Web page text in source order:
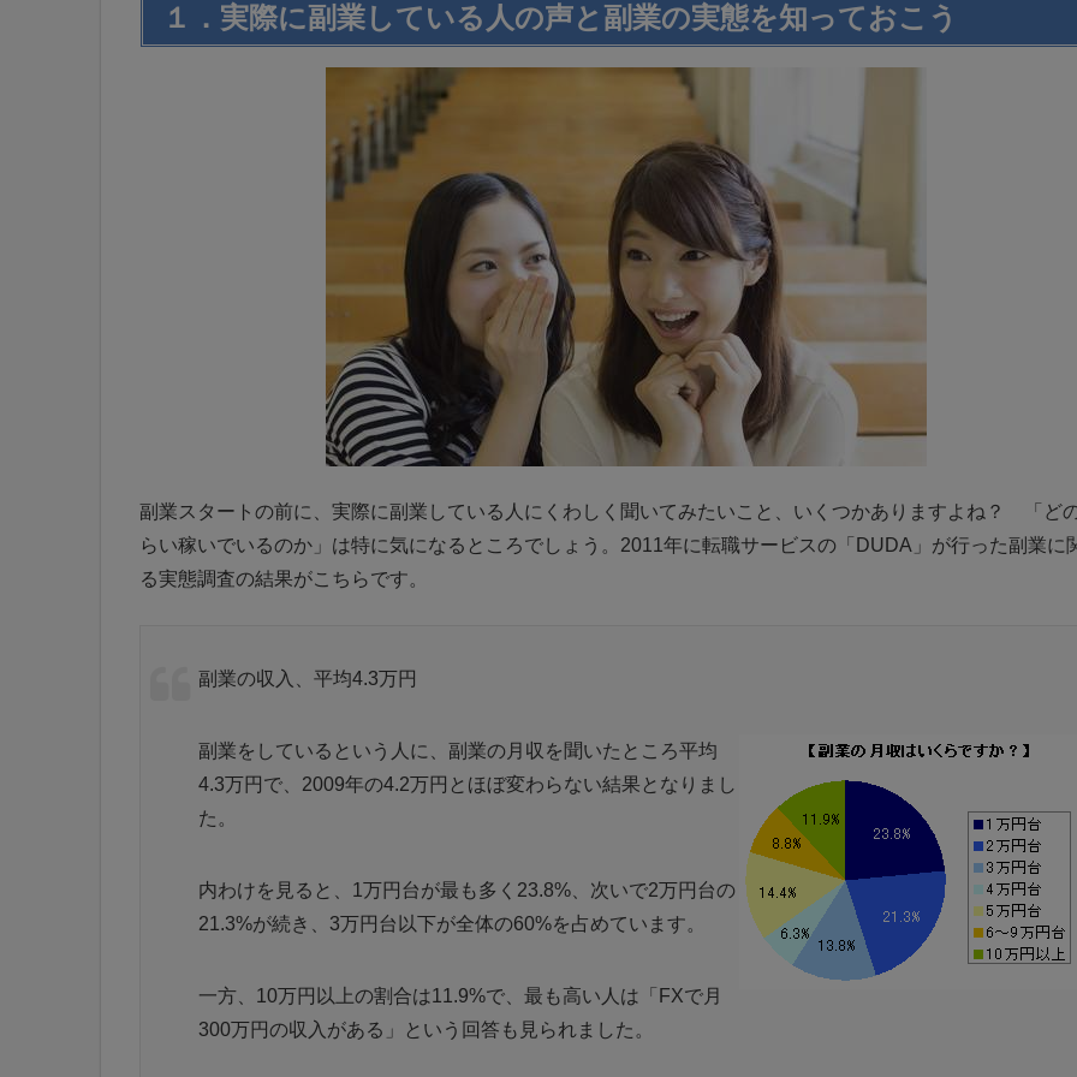
１．実際に副業している人の声と副業の実態を知っておこう
副業スタートの前に、実際に副業している人にくわしく聞いてみたいこと、いくつかありますよね？ 「ど
らい稼いでいるのか」は特に気になるところでしょう。2011年に転職サービスの「DUDA」が行った副業に
る実態調査の結果がこちらです。
副業の収入、平均4.3万円
副業をしているという人に、副業の月収を聞いたところ平均
4.3万円で、2009年の4.2万円とほぼ変わらない結果となりまし
た。
内わけを見ると、1万円台が最も多く23.8%、次いで2万円台の
21.3%が続き、3万円台以下が全体の60%を占めています。
一方、10万円以上の割合は11.9%で、最も高い人は「FXで月
300万円の収入がある」という回答も見られました。